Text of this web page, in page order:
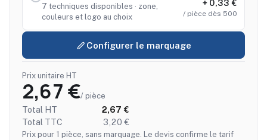
7 techniques disponibles · zone,
couleurs et logo au choix
+ 0,33 €
/ pièce dès 500
Configurer le marquage
Prix unitaire HT
2,67 €/ pièce
Total HT
2,67 €
Total TTC
3,20 €
Prix pour 1 pièce, sans marquage. Le devis confirme le tarif